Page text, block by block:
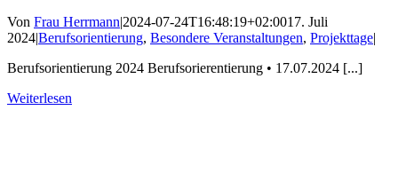
Von Frau Herrmann|2024-07-24T16:48:19+02:0017. Juli
2024|Berufsorientierung, Besondere Veranstaltungen, Projekttage|
Berufsorientierung 2024 Berufsorierentierung • 17.07.2024 [...]
Weiterlesen